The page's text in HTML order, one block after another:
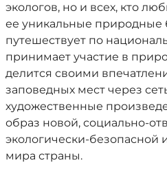
экологов, но и всех, кто
ее уникальные природные
путешествует по
принимает участие в
делится своими
заповедных мест через
художественные
образ новой, социально-
экологически-безопасной
мира страны.